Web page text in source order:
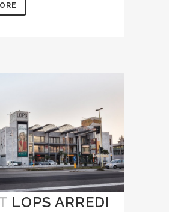
LOPS ARREDI